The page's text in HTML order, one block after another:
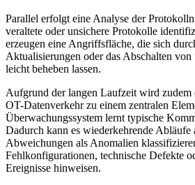
Parallel erfolgt eine Analyse der
veraltete oder unsichere Protokolle
erzeugen eine Angriffsfläche, die sich
Aktualisierungen oder das Abschalten
leicht beheben lassen.
Aufgrund der langen Laufzeit wird zudem
OT-Datenverkehr zu einem zentralen
Überwachungssystem lernt typische
Dadurch kann es wiederkehrende Abläufe
Abweichungen als Anomalien
Fehlkonfigurationen, technische Defekte
Ereignisse hinweisen.